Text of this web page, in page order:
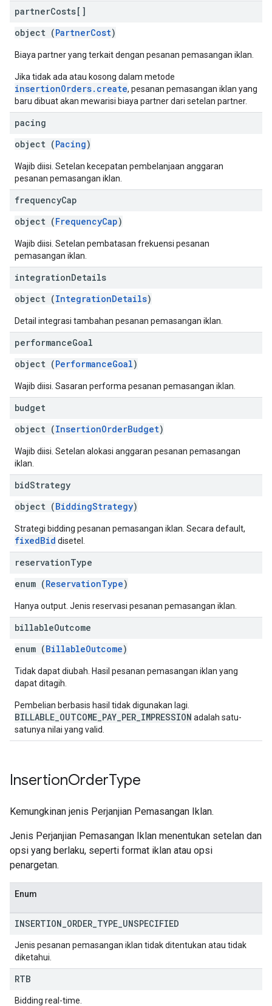
partnerCosts[]
object (PartnerCost)
Biaya partner yang terkait dengan pesanan pemasangan iklan.
Jika tidak ada atau kosong dalam metode
insertionOrders.create, pesanan pemasangan iklan yang
baru dibuat akan mewarisi biaya partner dari setelan partner.
pacing
object (Pacing)
Wajib diisi. Setelan kecepatan pembelanjaan anggaran
pesanan pemasangan iklan.
frequencyCap
object (FrequencyCap)
Wajib diisi. Setelan pembatasan frekuensi pesanan
pemasangan iklan.
integrationDetails
object (IntegrationDetails)
Detail integrasi tambahan pesanan pemasangan iklan.
performanceGoal
object (PerformanceGoal)
Wajib diisi. Sasaran performa pesanan pemasangan iklan.
budget
object (InsertionOrderBudget)
Wajib diisi. Setelan alokasi anggaran pesanan pemasangan
iklan.
bidStrategy
object (BiddingStrategy)
Strategi bidding pesanan pemasangan iklan. Secara default,
fixedBid disetel.
reservationType
enum (ReservationType)
Hanya output. Jenis reservasi pesanan pemasangan iklan.
billableOutcome
enum (BillableOutcome)
Tidak dapat diubah. Hasil pesanan pemasangan iklan yang
dapat ditagih.
Pembelian berbasis hasil tidak digunakan lagi.
BILLABLE_OUTCOME_PAY_PER_IMPRESSION adalah satu-
satunya nilai yang valid.
InsertionOrderType
Kemungkinan jenis Perjanjian Pemasangan Iklan.
Jenis Perjanjian Pemasangan Iklan menentukan setelan dan
opsi yang berlaku, seperti format iklan atau opsi
penargetan.
Enum
INSERTION ORDER TYPE UNSPECIFIED
Jenis pesanan pemasangan iklan tidak ditentukan atau tidak
diketahui.
RTB
Bidding real-time.